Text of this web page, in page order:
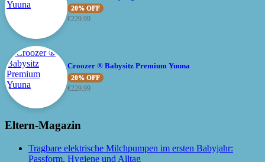
20% OFF
€229.99
Croozer ® Babysitz Premium Yuuna
20% OFF
€229.99
Eltern-Magazin
Tragbare elektrische Milchpumpen im ersten Babyjahr:
Passform, Hygiene und Alltag